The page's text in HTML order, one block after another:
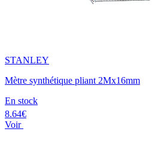
STANLEY
Mètre synthétique pliant 2Mx16mm
En stock
8.64€
Voir